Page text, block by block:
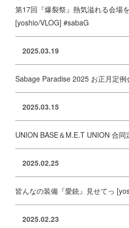
第17回『爆裂祭』熱気溢れる会場
[yoshio/VLOG] #sabaG
2025.03.19
Sabage Paradise 2025 お正月定例
2025.03.15
UNION BASE＆M.E.T UNION 合同
2025.02.25
皆んなの装備『愛銃』見せてっ
2025.02.23